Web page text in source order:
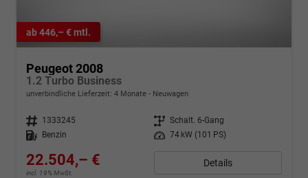
ab 446,– € mtl.
Peugeot 2008
1.2 Turbo Business
unverbindliche Lieferzeit: 4 Monate Neuwagen
Fahrzeugnr. 1333245 Getriebe Schalt. 6-Gang
Kraftstoff
Benzin Leistung 74 kW (101 PS)
22.504,– €
incl. 19% MwSt.
Details